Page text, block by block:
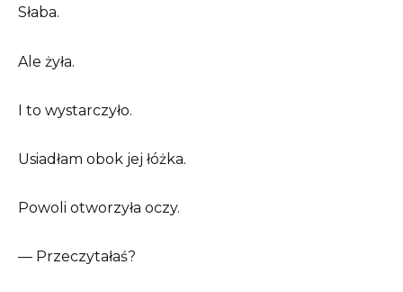
Słaba.
Ale żyła.
I to wystarczyło.
Usiadłam obok jej łóżka.
Powoli otworzyła oczy.
— Przeczytałaś?